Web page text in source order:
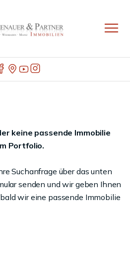
keine passende Immobilie
Portfolio.
Suchanfrage über das unten
senden und wir geben Ihnen
wir eine passende Immobilie